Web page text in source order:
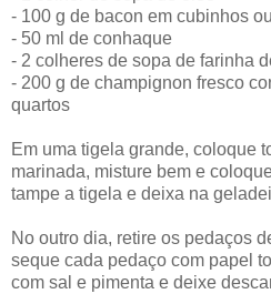
- 100 g de bacon em cubinhos
- 50 ml de conhaque
- 2 colheres de sopa de farinha
- 200 g de champignon fresco
quartos
Em uma tigela grande, coloque
marinada, misture bem e
tampe a tigela e deixa na
No outro dia, retire os pedaços
seque cada pedaço com papel
com sal e pimenta e deixe